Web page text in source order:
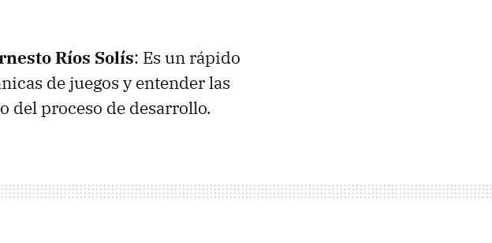
Ríos Solís: Es un rápido
de juegos y entender las
del proceso de desarrollo.